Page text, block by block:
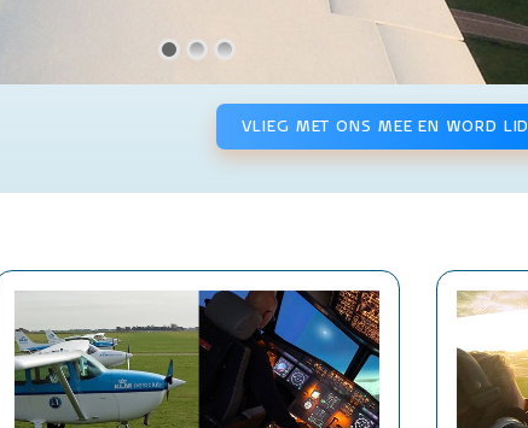
VLIEG MET ONS MEE EN WORD LID